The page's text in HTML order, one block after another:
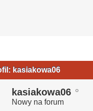
kasiakowa06
kasiakowa06
Nowy na forum